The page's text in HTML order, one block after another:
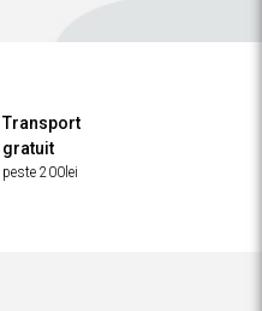
Transport
gratuit
peste 200lei